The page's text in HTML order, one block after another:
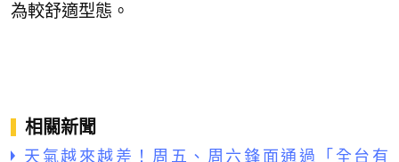
為較舒適型態。
相關新聞
天氣越來越差！周五、周六鋒面通過「全台有